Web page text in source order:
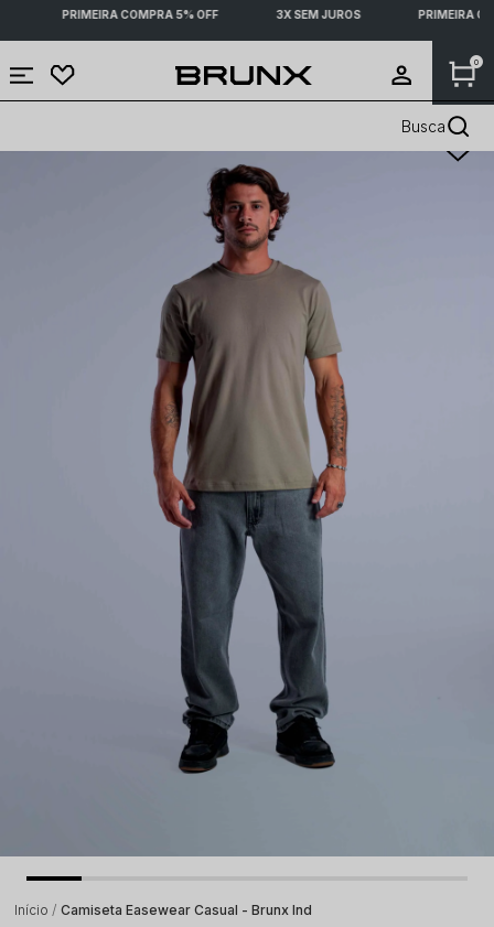
PRIMEIRA COMPRA 5% OFF 3X SEM JUROS PRIMEIRA
0
Busca
Início Camiseta Easewear Casual - Brunx Ind